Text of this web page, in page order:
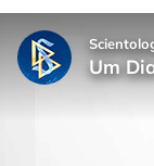
Dentro duma Igreja
Os Princípios